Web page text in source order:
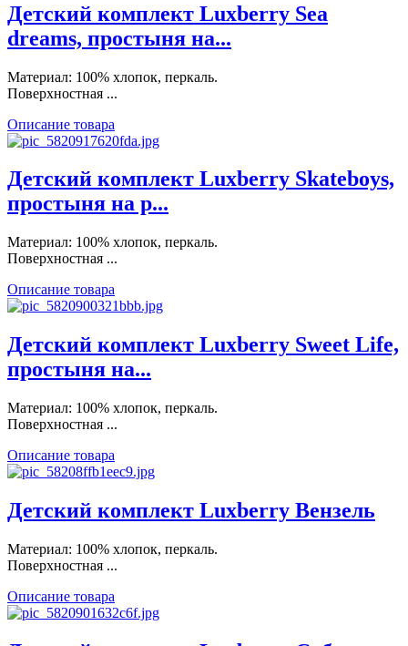
Детский комплект Luxberry Sea
dreams, простыня на...
Материал: 100% хлопок, перкаль.
Поверхностная ...
Описание товара
Детский комплект Luxberry Skateboys,
простыня на р...
Материал: 100% хлопок, перкаль.
Поверхностная ...
Описание товара
Детский комплект Luxberry Sweet Life,
простыня на...
Материал: 100% хлопок, перкаль.
Поверхностная ...
Описание товара
Детский комплект Luxberry Вензель
Материал: 100% хлопок, перкаль.
Поверхностная ...
Описание товара